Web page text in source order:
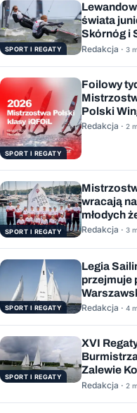
SPORT I REGATY
świata
Skórnóg i
Redakcja · 3
SPORT I REGATY
Foilowy
Polski
sierpnia
Redakcja · 2
SPORT I REGATY
wracają
młodych
Polski
Redakcja · 3
SPORT I REGATY
Legia
przejmuje
Redakcja · 4
SPORT I REGATY
XVI
Zalewie
Redakcja · 2